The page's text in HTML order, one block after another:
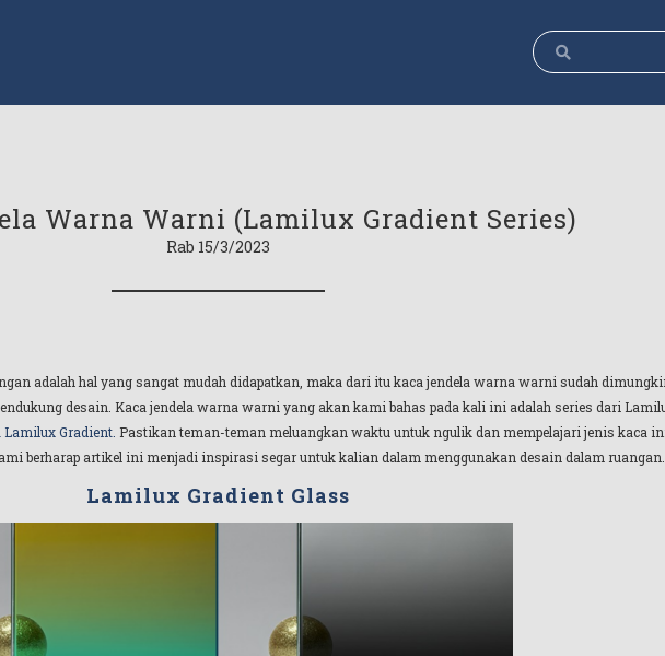
Warna Warni (Lamilux Gradient Series)
Rab 15/3/2023
adalah hal yang sangat mudah didapatkan, maka dari itu kaca jendela warna warni sudah
desain. Kaca jendela warna warni yang akan kami bahas pada kali ini adalah series dari
Lamilux Gradient. Pastikan teman-teman meluangkan waktu untuk ngulik dan mempelajari jenis kaca
berharap artikel ini menjadi inspirasi segar untuk kalian dalam menggunakan desain dalam ruangan.
Lamilux Gradient Glass